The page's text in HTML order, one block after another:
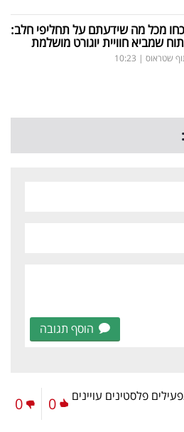
מכל מה שידעתם על תחליפי חלב:
שמביא חוויית יוגורט מושלמת
שטראוס |
10:23
:
הוסף תגובה
פלסטינים עויינים
0
0